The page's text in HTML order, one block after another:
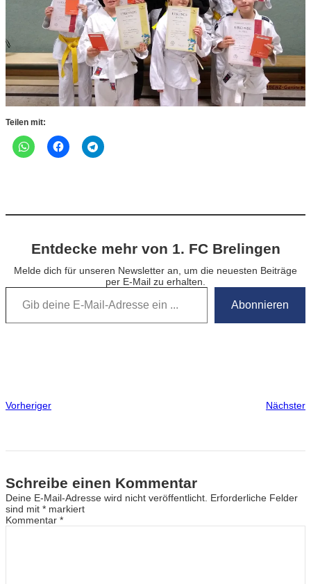
Teilen mit:
Entdecke mehr von 1. FC Brelingen
Melde dich für unseren Newsletter an, um die neuesten Beiträge
per E-Mail zu erhalten.
Gib deine E-Mail-Adresse ein …
Abonnieren
Vorheriger Nächster
Schreibe einen Kommentar
Deine E-Mail-Adresse wird nicht veröffentlicht. Erforderliche Felder
sind mit * markiert
Kommentar *